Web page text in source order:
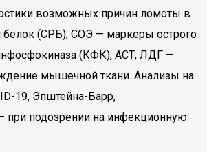
возможных причин ломоты в
белок (СРБ), СОЭ — маркеры острого
(КФК), АСТ, ЛДГ —
мышечной ткани. Анализы на
19, Эпштейна-Барр,
при подозрении на инфекционную